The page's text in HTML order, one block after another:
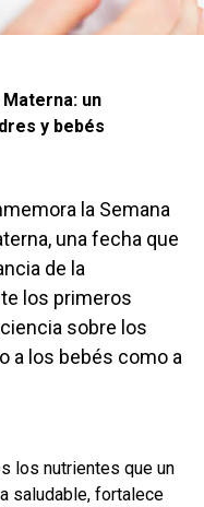
un
y bebés
la Semana
una fecha que
de la
los primeros
sobre los
a los bebés como a
los nutrientes que un
saludable, fortalece